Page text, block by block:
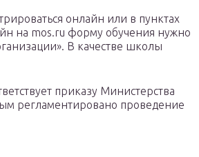
онлайн или в пунктах
на mos.ru форму обучения нужно
В качестве школы
приказу Министерства
регламентировано проведение